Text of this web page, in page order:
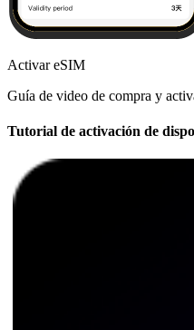
Activar eSIM
Guía de video de compra y
Tutorial de activación de